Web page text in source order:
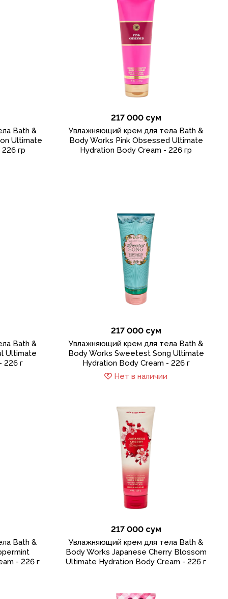
Bath &
Ultimate
гр
217 000 сум
Увлажняющий крем для тела Bath &
Body Works Pink Obsessed Ultimate
Hydration Body Cream - 226 гр
Bath &
Ultimate
226 г
217 000 сум
Увлажняющий крем для тела Bath &
Body Works Sweetest Song Ultimate
Hydration Body Cream - 226 г
Нет в наличии
Bath &
- 226 г
217 000 сум
Увлажняющий крем для тела Bath &
Body Works Japanese Cherry Blossom
Ultimate Hydration Body Cream - 226 г